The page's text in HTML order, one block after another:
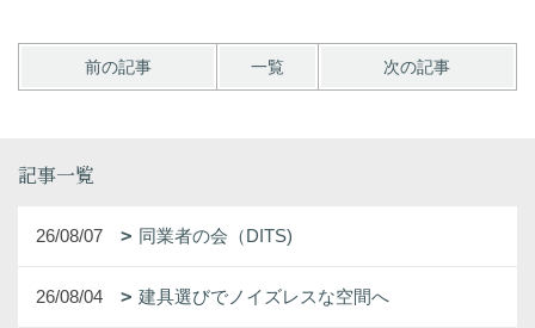
前の記事 一覧 次の記事
記事一覧
26/08/07 同業者の会（DITS)
26/08/04 建具選びでノイズレスな空間へ